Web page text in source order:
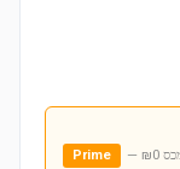
—
Prime